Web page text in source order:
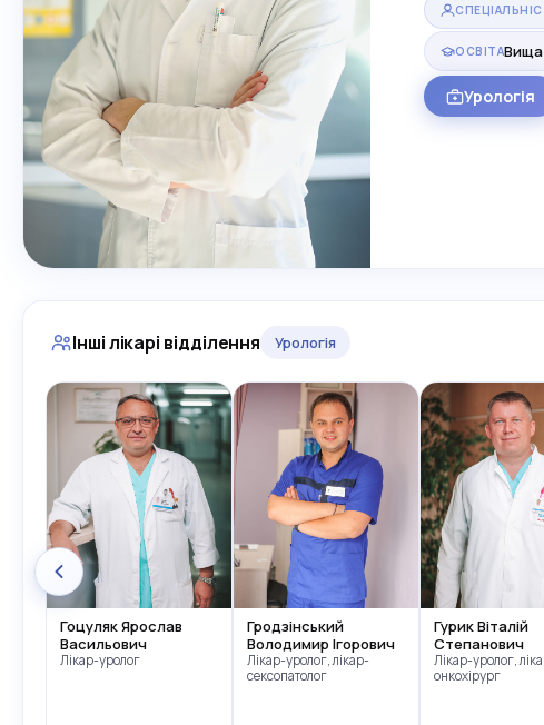
ОСВІТАВища
Урологія
Інші лікарі відділення Урологія
Гоцуляк Ярослав
Васильович
Лікар-уролог
Гродзінський
Володимир Ігорович
Лікар-уролог, лікар-
сексопатолог
Гурик Віталій
Степанович
Лікар-уролог,
онкохірург